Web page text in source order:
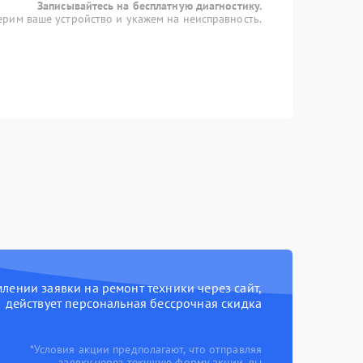
Записывайтесь на бесплатную диагностику.
ваше устройство и укажем на неисправность.
заявки на ремонт техники через сайт,
действует персональная бессрочная скидка
*Условия акции предполагают, что отправляя